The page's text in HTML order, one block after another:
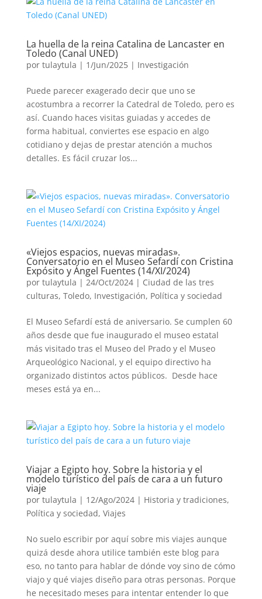
La huella de la reina Catalina de Lancaster en
Toledo (Canal UNED)
por tulaytula | 1/Jun/2025| Investigación
Puede parecer exagerado decir que uno se
acostumbra a recorrer la Catedral de Toledo, pero es
así. Cuando haces visitas guiadas y accedes de
forma habitual, conviertes ese espacio en algo
cotidiano y dejas de prestar atención a muchos
detalles. Es fácil cruzar los...
«Viejos espacios, nuevas miradas».
Conversatorio en el Museo Sefardí con Cristina
Expósito y Ángel Fuentes (14/XI/2024)
por tulaytula | 24/Oct/2024| Ciudad de las tres
culturas, Toledo, Investigación, Política y sociedad
El Museo Sefardí está de aniversario. Se cumplen 60
años desde que fue inaugurado el museo estatal
más visitado tras el Museo del Prado y el Museo
Arqueológico Nacional, y el equipo directivo ha
organizado distintos actos públicos. Desde hace
meses está ya en...
Viajar a Egipto hoy. Sobre la historia y el
modelo turístico del país de cara a un futuro
viaje
por tulaytula | 12/Ago/2024| Historia y tradiciones,
Política y sociedad, Viajes
No suelo escribir por aquí sobre mis viajes aunque
quizá desde ahora utilice también este blog para
eso, no tanto para hablar de dónde voy sino de cómo
viajo y qué viajes diseño para otras personas. Porque
he necesitado meses para intentar entender lo que